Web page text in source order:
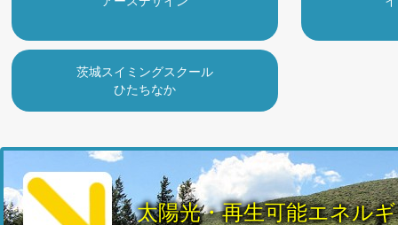
茨城スイミングスクール
ひたちなか
太陽光・再生可能エネル